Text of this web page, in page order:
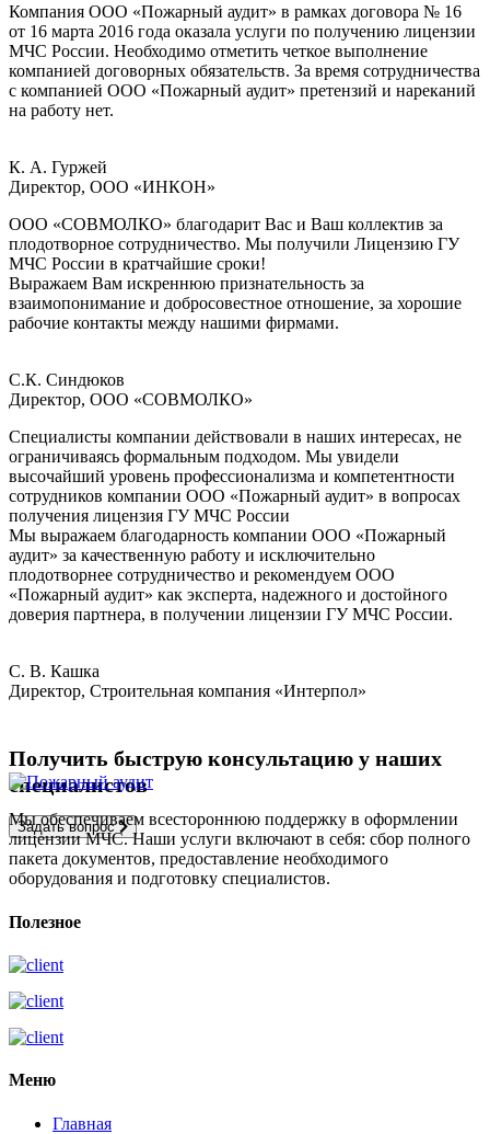
Компания ООО «Пожарный аудит» в рамках договора № 16
от 16 марта 2016 года оказала услуги по получению лицензии
МЧС России. Необходимо отметить четкое выполнение
компанией договорных обязательств. За время сотрудничества
с компанией ООО «Пожарный аудит» претензий и нареканий
на работу нет.
К. А. Гуржей
Директор, ООО «ИНКОН»
ООО «СОВМОЛКО» благодарит Вас и Ваш коллектив за
плодотворное сотрудничество. Мы получили Лицензию ГУ
МЧС России в кратчайшие сроки!
Выражаем Вам искреннюю признательность за
взаимопонимание и добросовестное отношение, за хорошие
рабочие контакты между нашими фирмами.
С.К. Синдюков
Директор, ООО «СОВМОЛКО»
Специалисты компании действовали в наших интересах, не
ограничиваясь формальным подходом. Мы увидели
высочайший уровень профессионализма и компетентности
сотрудников компании ООО «Пожарный аудит» в вопросах
получения лицензия ГУ МЧС России
Мы выражаем благодарность компании ООО «Пожарный
аудит» за качественную работу и исключительно
плодотворнее сотрудничество и рекомендуем ООО
«Пожарный аудит» как эксперта, надежного и достойного
доверия партнера, в получении лицензии ГУ МЧС России.
С. В. Кашка
Директор, Строительная компания «Интерпол»
Получить быструю консультацию у наших
специалистов
Задать вопрос
Мы обеспечиваем всестороннюю поддержку в оформлении
лицензии МЧС. Наши услуги включают в себя: сбор полного
пакета документов, предоставление необходимого
оборудования и подготовку специалистов.
Полезное
Меню
Главная